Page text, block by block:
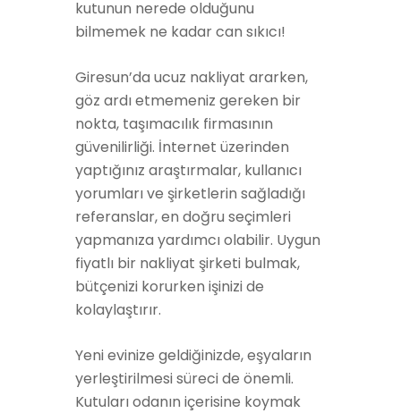
kutunun nerede olduğunu
bilmemek ne kadar can sıkıcı!
Giresun’da ucuz nakliyat ararken,
göz ardı etmemeniz gereken bir
nokta, taşımacılık firmasının
güvenilirliği. İnternet üzerinden
yaptığınız araştırmalar, kullanıcı
yorumları ve şirketlerin sağladığı
referanslar, en doğru seçimleri
yapmanıza yardımcı olabilir. Uygun
fiyatlı bir nakliyat şirketi bulmak,
bütçenizi korurken işinizi de
kolaylaştırır.
Yeni evinize geldiğinizde, eşyaların
yerleştirilmesi süreci de önemli.
Kutuları odanın içerisine koymak